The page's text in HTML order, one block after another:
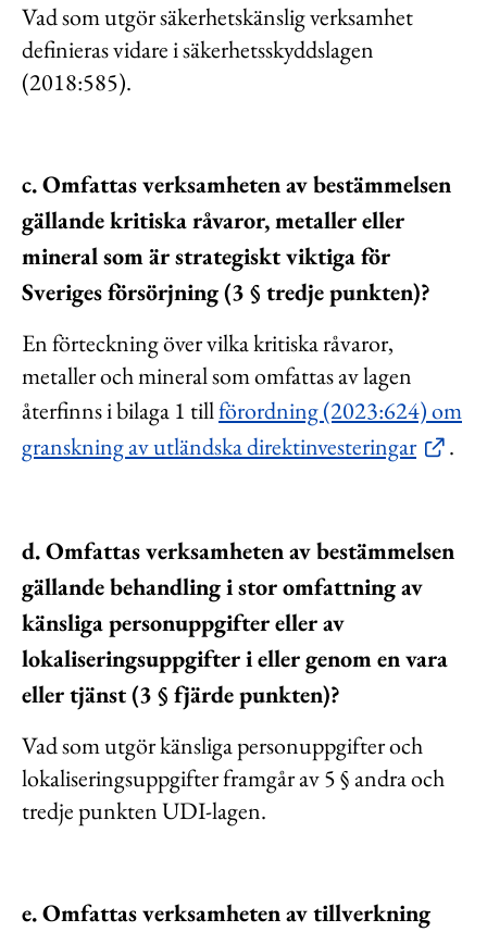
Vad som utgör säkerhetskänslig verksamhet
definieras vidare i säkerhetsskyddslagen
(2018:585).
c. Omfattas verksamheten av bestämmelsen
gällande kritiska råvaror, metaller eller
mineral som är strategiskt viktiga för
Sveriges försörjning (3 § tredje punkten)?
En förteckning över vilka kritiska råvaror,
metaller och mineral som omfattas av lagen
återfinns i bilaga 1 tillförordning (2023:624) om
granskning av utländska direktinvesteringar
.
d. Omfattas verksamheten av bestämmelsen
gällande behandling i stor omfattning av
känsliga personuppgifter eller av
lokaliseringsuppgifter i eller genom en vara
eller tjänst (3 § fjärde punkten)?
Vad som utgör känsliga personuppgifter och
lokaliseringsuppgifter framgår av 5 § andra och
tredje punkten UDI-lagen.
e. Omfattas verksamheten av tillverkning